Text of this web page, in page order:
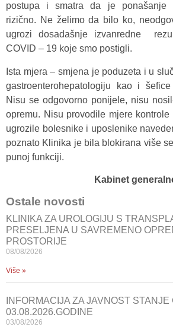
postupa i smatra da je ponašanje
rizično. Ne želimo da bilo ko,
ugrozi dosadašnje izvanredne
COVID – 19 koje smo postigli.
Ista mjera – smjena je poduzeta i u
gastroenterohepatologiju kao i
Nisu se odgovorno ponijele, nisu
opremu. Nisu provodile mjere
ugrozile bolesnike i uposlenike
poznato Klinika je bila blokirana više
punoj funkciji.
Kabinet
Ostale novosti
KLINIKA ZA UROLOGIJU S
PRESELJENA U SAVREMENO
PROSTORIJE
08/08/2026
Više »
INFORMACIJA ZA JAVNOST STANJE
03.08.2026.GODINE
03/08/2026